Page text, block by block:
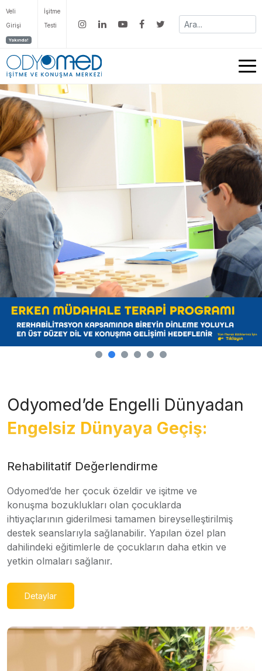
Veli
Girişi
Yakında!
İşitme
Testi
Odyomed’de Engelli Dünyadan
Engelsiz Dünyaya Geçiş:
Rehabilitatif Değerlendirme
Odyomed’de her çocuk özeldir ve işitme ve
konuşma bozuklukları olan çocuklarda
ihtiyaçlarının giderilmesi tamamen bireyselleştirilmiş
destek seanslarıyla sağlanabilir. Yapılan özel plan
dahilindeki eğitimlerle de çocukların daha etkin ve
yetkin olmaları sağlanır.
Detaylar